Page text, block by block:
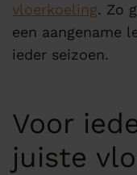
vloerkoeling. Zo
een aangename
ieder seizoen.
Voor
juiste